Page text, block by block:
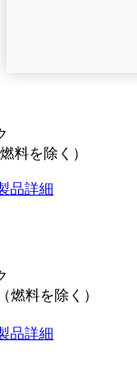
料を除く）
品詳細
燃料を除く）
品詳細